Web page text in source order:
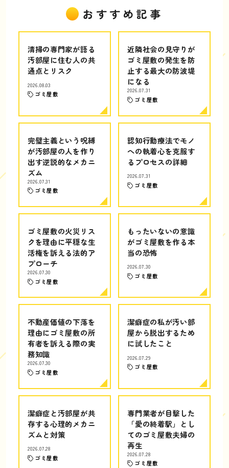
おすすめ記事
清掃の専門家が語る
汚部屋に住む人の共
通点とリスク
2026.08.03
ゴミ屋敷
近隣社会の見守りが
ゴミ屋敷の発生を防
止する最大の防波堤
になる
2026.07.31
ゴミ屋敷
完璧主義という呪縛
が汚部屋の人を作り
出す逆説的なメカニ
ズム
2026.07.31
ゴミ屋敷
認知行動療法でモノ
への執着心を克服す
るプロセスの詳細
2026.07.31
ゴミ屋敷
ゴミ屋敷の火災リス
クを理由に平穏な生
活権を訴える法的ア
プローチ
2026.07.30
ゴミ屋敷
もったいないの意識
がゴミ屋敷を作る本
当の恐怖
2026.07.30
ゴミ屋敷
不動産価値の下落を
理由にゴミ屋敷の所
有者を訴える際の実
務知識
2026.07.30
ゴミ屋敷
潔癖症の私が汚い部
屋から脱出するため
に試したこと
2026.07.29
ゴミ屋敷
潔癖症と汚部屋が共
存する心理的メカニ
ズムと対策
2026.07.28
ゴミ屋敷
専門業者が目撃した
「愛の終着駅」とし
てのゴミ屋敷夫婦の
再生
2026.07.28
ゴミ屋敷